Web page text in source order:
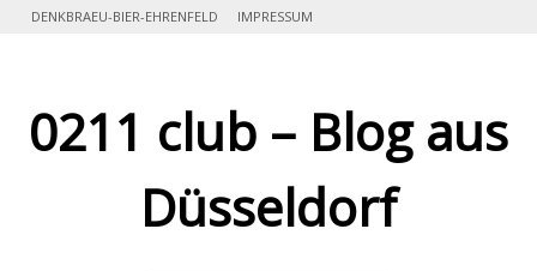
SkipDENKBRAEU-BIER-EHRENFELD IMPRESSUM
0211 club – Blog aus
Düsseldorf